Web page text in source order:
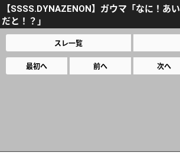
【SSSS.DYNAZENON】ガウマ「なに！あ
だと！？」
スレ一覧
最初へ 前へ 次へ